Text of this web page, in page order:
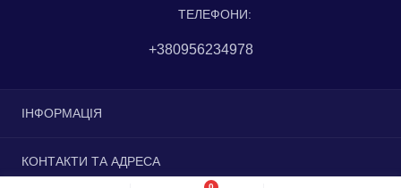
ТЕЛЕФОНИ:
+380956234978
ІНФОРМАЦІЯ
Повернення та обмін
КОНТАКТИ ТА АДРЕСА